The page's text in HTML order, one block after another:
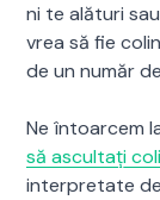
ni te alături
vrea să fie
de un număr
Ne întoarcem
să ascultaţi
interpretate